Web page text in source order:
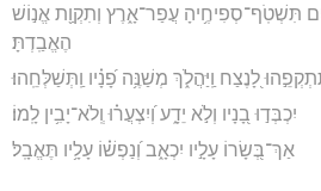
תִּשְׁטֹֽף־סְפִיחֶ֥יהָ עֲפַר־אָ֑רֶץ וְתִקְוַ֖ת אֱנ֣וֹשׁ
הֶאֱבַֽדְתָּ׃
לָ֭נֶצַח וַֽיַּהֲלֹ֑ךְ מְשַׁנֶּ֥ה פָ֝נָ֗יו וַֽתְּשַׁלְּחֵֽהוּ׃
יִכְבְּד֣וּ בָ֭נָיו וְלֹ֣א יֵדָ֑ע וְ֝יִצְעֲר֗וּ וְֽלֹא־יָבִ֥ין לָֽמוֹ׃
אַךְ־בְּ֭שָׂרוֹ עָלָ֣יו יִכְאָ֑ב וְ֝נַפְשׁ֗וֹ עָלָ֥יו תֶּאֱבָֽל׃